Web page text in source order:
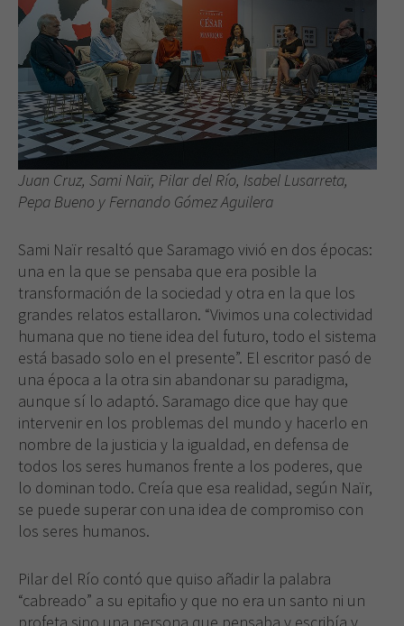
Juan Cruz, Sami Naïr, Pilar del Río, Isabel Lusarreta,
Pepa Bueno y Fernando Gómez Aguilera
Sami Naïr resaltó que Saramago vivió en dos épocas:
una en la que se pensaba que era posible la
transformación de la sociedad y otra en la que los
grandes relatos estallaron. “Vivimos una colectividad
humana que no tiene idea del futuro, todo el sistema
está basado solo en el presente”. El escritor pasó de
una época a la otra sin abandonar su paradigma,
aunque sí lo adaptó. Saramago dice que hay que
intervenir en los problemas del mundo y hacerlo en
nombre de la justicia y la igualdad, en defensa de
todos los seres humanos frente a los poderes, que
lo dominan todo. Creía que esa realidad, según Naïr,
se puede superar con una idea de compromiso con
los seres humanos.
Pilar del Río contó que quiso añadir la palabra
“cabreado” a su epitafio y que no era un santo ni un